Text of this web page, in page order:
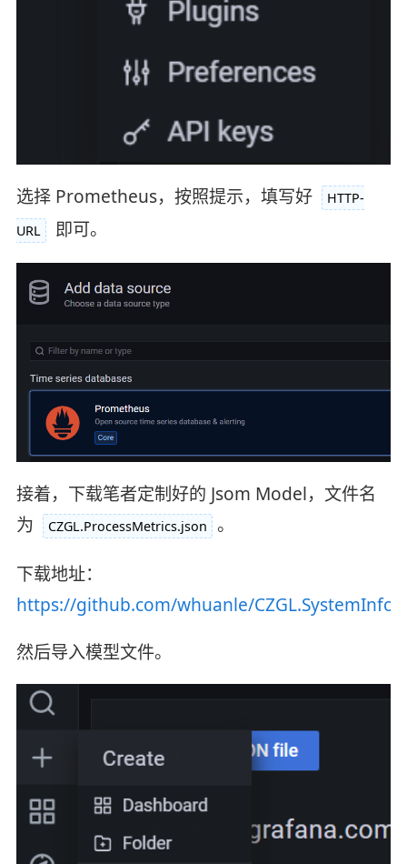
选择 Prometheus，按照提示，填写好
HTTP-
URL
即可。
接着，下载笔者定制好的 Jsom Model，文件名
为
CZGL.ProcessMetrics.json 。
下载地址：
https://github.com/whuanle/CZGL.SystemInfo/
然后导入模型文件。